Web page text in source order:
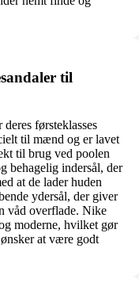
til
førsteklasses
til mænd og er lavet
til brug ved poolen
behagelig indersål, der
at de lader huden
ydersål, der giver
våd overflade. Nike
moderne, hvilket gør
at være godt